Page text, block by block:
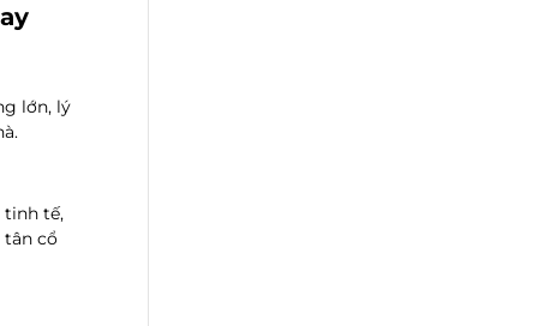
lớn, lý
tinh tế,
tân cổ